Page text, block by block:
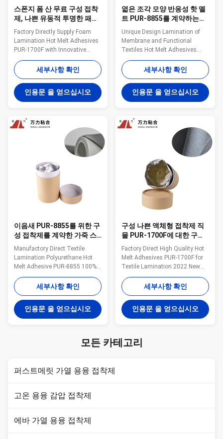
스폰지 폼 산 무료 구성 접착
제, 나쁜 유동적 투명한 패브
릭 접착제 PUR-1700F
Factory Directly Supply Foam
Lamination Hot Melt Adhesives
PUR-1700F with Innovative
Design Hot Wanli® PUR hot
melt adhesive PUR-1700F for
textile lamination bonding is a
single-component reactive PUR
hot melt adhesive with 100%
solid content. PUR-1700F can be
and ...
세부사항 확인
인용문 을 얻으십시오
엷은 조각 모양 반응성 핫 멜
트 PUR-8855를 계약하는
5000 Cps 섬유 접착제 접착
제
Unique Design Lamination of
Membrane and Functional
Textiles Hot Melt Adhesives
PUR-8855 New Updating in 2022
Wanli® PUR hot melt adhesive
PUR-8855 is mainly used for
lamination bonding of textiles, it
is a one-component reactive
PUR hot melt adhesive, it has
used for ...
세부사항 확인
인용문 을 얻으십시오
이음새 PUR-8855를 위한 구
성 접착제를 계약한 가죽 스
펀지 섬유 접착제 접착제
Manufactory Direct Textile
Lamination Polyurethane Hot
Melt Adhesive PUR-8855 100%
Solid Content in 2022 Wanli®
PUR hot melt adhesive PUR-
8855 is used for textile
lamination bonding and is a
one-component reactive PUR hot
melt adhesive with 100% solids.
세부사항 확인
인용문 을 얻으십시오
구성 나쁜 액체형 접착제 직
물 PUR-1700F에 대한 구성
을 위한 엷은 조각 모양 소편
땜 접착제
Factory Direct High Quality Hot
Melt Adhesives PUR-1700F for
Textile Lamination 2022 New
Products Wanli® PUR hot melt
adhesive PUR-1700F for textile
lamination bonding is a single-
component reactive PUR hot
melt adhesive with 100% solid
content. PUR-1700F can be used
세부사항 확인
인용문 을 얻으십시오
모든 카테고리
퍼스트메릿 가열 용융 접착제
고온 용융 감압 접착제
에바 가열 용융 접착제